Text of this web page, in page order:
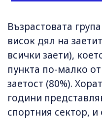
Възрастовата
висок дял на
всички заети),
пункта по-малко
заетост (80%).
години
спортния сектор, и